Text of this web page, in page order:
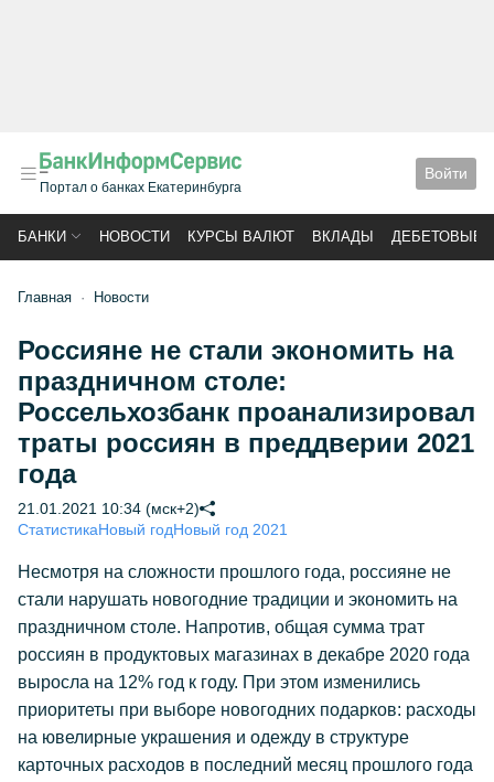
Портал о банках Екатеринбурга
Войти
БАНКИ НОВОСТИ КУРСЫ ВАЛЮТ ВКЛАДЫ ДЕБЕТОВЫЕ
Главная Новости
Россияне не стали экономить на
праздничном столе:
Россельхозбанк проанализировал
траты россиян в преддверии 2021
года
21.01.2021 10:34 (мск+2)
СтатистикаНовый годНовый год 2021
Несмотря на сложности прошлого года, россияне не
стали нарушать новогодние традиции и экономить на
праздничном столе. Напротив, общая сумма трат
россиян в продуктовых магазинах в декабре 2020 года
выросла на 12% год к году. При этом изменились
приоритеты при выборе новогодних подарков: расходы
на ювелирные украшения и одежду в структуре
карточных расходов в последний месяц прошлого года